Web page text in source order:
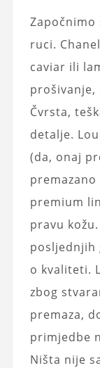
Započnimo
ruci.
caviar ili
prošivanje,
Čvrsta,
detalje.
(da, onaj
premium
pravu
posljednjih
o kvaliteti.
zbog
premaza,
primjedbe
Ništa nije